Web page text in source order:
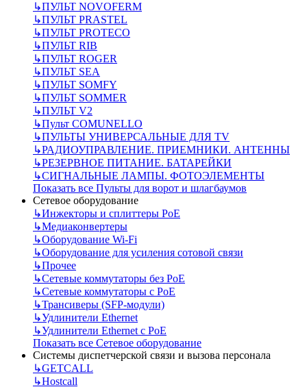
↳ПУЛЬТ NOVOFERM
↳ПУЛЬТ PRASTEL
↳ПУЛЬТ PROTECO
↳ПУЛЬТ RIB
↳ПУЛЬТ ROGER
↳ПУЛЬТ SEA
↳ПУЛЬТ SOMFY
↳ПУЛЬТ SOMMER
↳ПУЛЬТ V2
↳Пульт СOMUNELLO
↳ПУЛЬТЫ УНИВЕРСАЛЬНЫЕ ДЛЯ TV
↳РАДИОУПРАВЛЕНИЕ. ПРИЕМНИКИ. АНТЕННЫ
↳РЕЗЕРВНОЕ ПИТАНИЕ. БАТАРЕЙКИ
↳СИГНАЛЬНЫЕ ЛАМПЫ. ФОТОЭЛЕМЕНТЫ
Показать все Пульты для ворот и шлагбаумов
Сетевое оборудование
↳Инжекторы и сплиттеры РоЕ
↳Медиаконвертеры
↳Оборудование Wi-Fi
↳Оборудование для усиления сотовой связи
↳Прочее
↳Сетевые коммутаторы без РоЕ
↳Сетевые коммутаторы с РоЕ
↳Трансиверы (SFP-модули)
↳Удлинители Ethernet
↳Удлинители Ethernet с PoE
Показать все Сетевое оборудование
Системы диспетчерской связи и вызова персонала
↳GETCALL
↳Hostcall